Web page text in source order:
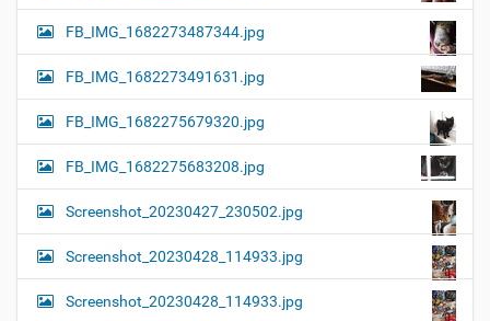
FB_IMG_1682273487344.jpg
FB_IMG_1682273491631.jpg
FB_IMG_1682275679320.jpg
FB_IMG_1682275683208.jpg
Screenshot_20230427_230502.jpg
Screenshot_20230428_114933.jpg
Screenshot_20230428_114933.jpg